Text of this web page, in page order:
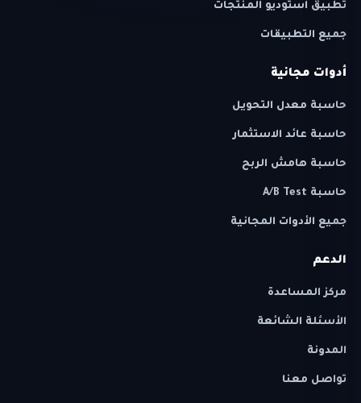
تطبيق استوديو المنتجات
جميع التطبيقات
أدوات مجانية
حاسبة معدل التحويل
حاسبة عائد الاستثمار
حاسبة هامش الربح
حاسبة A/B Test
جميع الأدوات المجانية
الدعم
مركز المساعدة
الأسئلة الشائعة
المدونة
تواصل معنا